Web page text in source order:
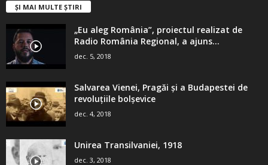
ȘI MAI MULTE ȘTIRI
„Eu aleg România”, proiectul realizat de
Radio România Regional, a ajuns...
dec. 5, 2018
Salvarea Vienei, Pragăi şi a Budapestei de
revoluţiile bolşevice
dec. 4, 2018
Unirea Transilvaniei, 1918
dec. 3, 2018